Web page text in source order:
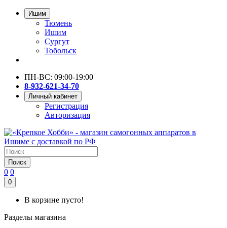
Ишим
Тюмень
Ишим
Сургут
Тобольск
ПН-ВС: 09:00-19:00
8-932-621-34-70
Личный кабинет
Регистрация
Авторизация
Поиск
0 0
0
В корзине пусто!
Разделы магазина